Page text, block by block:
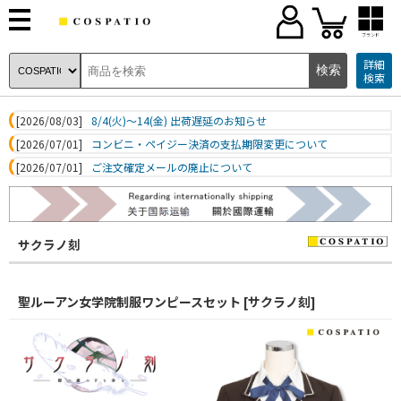
ブランド
詳細
検索
[2026/08/03]
8/4(火)～14(金) 出荷遅延のお知らせ
[2026/07/01]
コンビニ・ペイジー決済の支払期限変更について
[2026/07/01]
ご注文確定メールの廃止について
サクラノ刻
聖ルーアン女学院制服ワンピースセット [サクラノ刻]